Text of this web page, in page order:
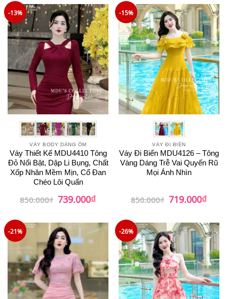
739.000₫.
-13%
VÁY BODY DÁNG ÔM
Váy Thiết Kế MDU4410 Tông
Đỏ Nổi Bật, Dập Li Bụng, Chất
Xốp Nhăn Mềm Mịn, Cổ Đan
Chéo Lôi Quấn
850.000₫ Giá
gốc
739.000₫Giá
hiện
739.000₫.
-15%
VÁY ĐI BIỂN
Váy Đi Biển MDU4126 – Tông
Vàng Dáng Trễ Vai Quyến Rũ
Mọi Ánh Nhìn
850.000₫ Giá
gốc
719.000₫Giá
hiện
-21% -26%